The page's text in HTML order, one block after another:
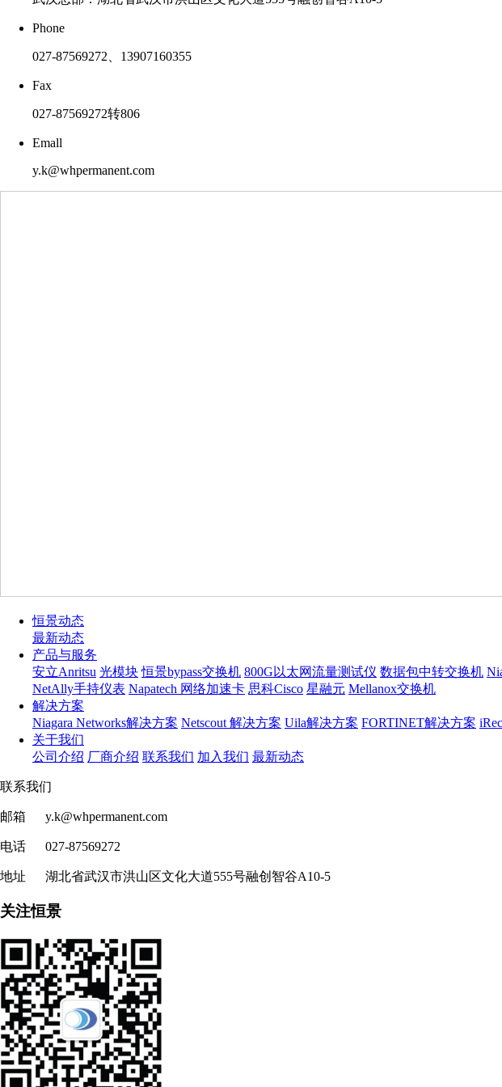
Phone
027-87569272、13907160355
Fax
027-87569272转806
Emall
y.k@whpermanent.com
恒景动态
最新动态
产品与服务
安立Anritsu 光模块 恒景bypass交换机 800G以太网流量测试仪 数据包中转交换机
NetAlly手持仪表 Napatech 网络加速卡 思科Cisco 星融元 Mellanox交换机
解决方案
Niagara Networks解决方案 Netscout 解决方案 Uila解决方案 FORTINET解决方案
关于我们
公司介绍 厂商介绍 联系我们 加入我们 最新动态
联系我们
邮箱 y.k@whpermanent.com
电话 027-87569272
地址 湖北省武汉市洪山区文化大道555号融创智谷A10-5
关注恒景